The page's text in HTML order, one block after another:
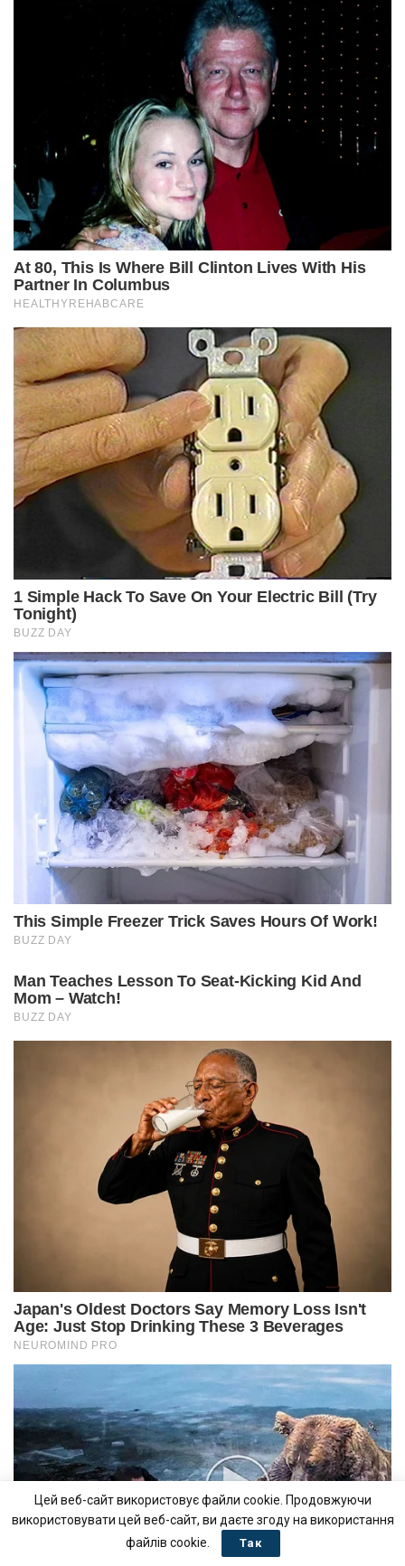
Цей веб-сайт використовує файли cookie. Продовжуючи
використовувати цей веб-сайт, ви даєте згоду на використання
файлів cookie.
Так